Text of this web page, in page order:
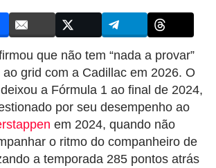
que não tem “nada a provar”
grid com a Cadillac em 2026. O
a Fórmula 1 ao final de 2024,
por seu desempenho ao
em 2024, quando não
o ritmo do companheiro de
a temporada 285 pontos atrás